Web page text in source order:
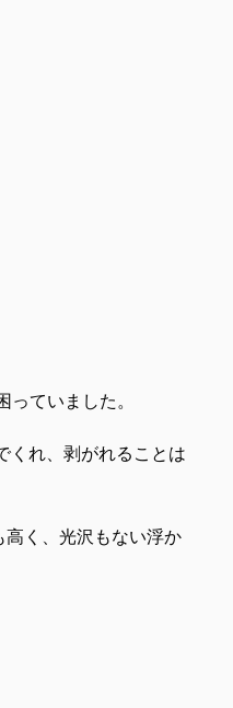
ていました。
くれ、剥がれることは
高く、光沢もない浮か